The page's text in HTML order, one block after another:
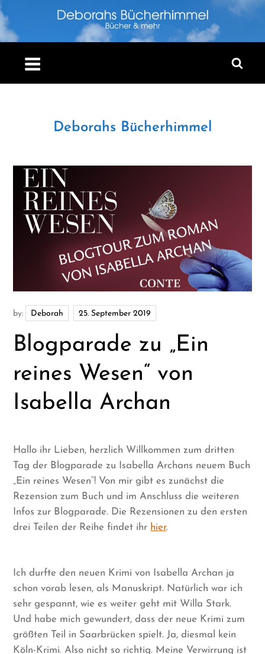
Skip
to
content
Deborahs Bücherhimmel
by: Deborah
Blogparade zu „Ein
reines Wesen“ von
Isabella Archan
Hallo ihr Lieben, herzlich Willkommen zum dritten
Tag der Blogparade zu Isabella Archans neuem Buch
„Ein reines Wesen“! Von mir gibt es zunächst die
Rezension zum Buch und im Anschluss die weiteren
Infos zur Blogparade. Die Rezensionen zu den ersten
drei Teilen der Reihe findet ihr hier.
Ich durfte den neuen Krimi von Isabella Archan ja
schon vorab lesen, als Manuskript. Natürlich war ich
sehr gespannt, wie es weiter geht mit Willa Stark.
Und habe mich gewundert, dass der neue Krimi zum
größten Teil in Saarbrücken spielt. Ja, diesmal kein
Köln-Krimi. Also nicht so richtig. Meine Verwirrung ist